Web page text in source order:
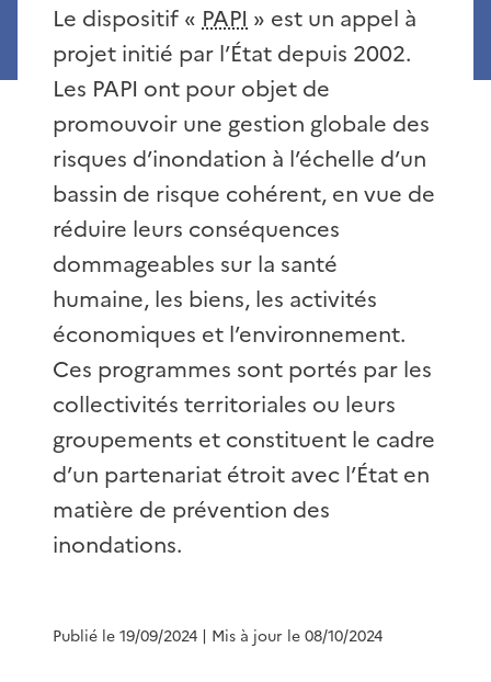
Le dispositif « PAPI » est un appel à
projet initié par l’État depuis 2002.
Les PAPI ont pour objet de
promouvoir une gestion globale des
risques d’inondation à l’échelle d’un
bassin de risque cohérent, en vue de
réduire leurs conséquences
dommageables sur la santé
humaine, les biens, les activités
économiques et l’environnement.
Ces programmes sont portés par les
collectivités territoriales ou leurs
groupements et constituent le cadre
d’un partenariat étroit avec l’État en
matière de prévention des
inondations.
Publié le 19/09/2024 | Mis à jour le 08/10/2024